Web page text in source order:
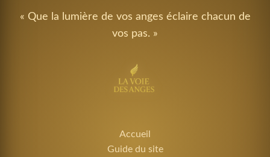
« Que la lumière de vos anges éclaire chacun de
vos pas. »
Accueil
Guide du site